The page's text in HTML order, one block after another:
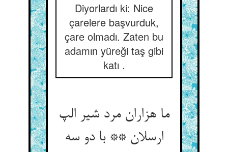
Diyorlardı ki: Nice
çarelere başvurduk,
çare olmadı. Zaten bu
adamın yüreği taş gibi
katı .
ما هزاران مرد شیر الپ
ارسلان ** با دو سه